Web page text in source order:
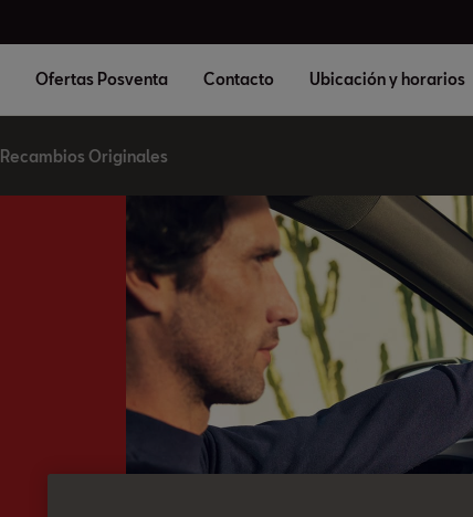
Ofertas Posventa Contacto Ubicación y horarios
Recambios Originales